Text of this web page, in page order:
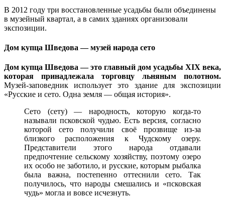
В 2012 году три восстановленные усадьбы были объединены
в музейный квартал, а в самих зданиях организовали
экспозиции.
Дом купца Шведова — музей народа сето
Дом купца Шведова — это главный дом усадьбы XIX века,
которая принадлежала торговцу льняным полотном.
Музей-заповедник использует это здание для экспозиции
«Русские и сето. Одна земля — общая история».
Сето (сету) — народность, которую когда-то
называли псковской чудью. Есть версия, согласно
которой сето получили своё прозвище из-за
близкого расположения к Чудскому озеру.
Представители этого народа отдавали
предпочтение сельскому хозяйству, поэтому озеро
их особо не заботило, и русские, которым рыбалка
была важна, постепенно оттеснили сето. Так
получилось, что народы смешались и «псковская
чудь» могла и вовсе исчезнуть.